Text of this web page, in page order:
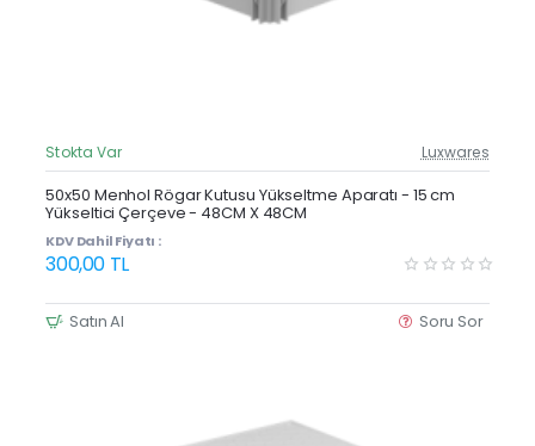
Güncel Fiyat
Yeni Ürün
Stokta Var Luxwares
50x50 Menhol Rögar Kutusu Yükseltme Aparatı - 15 cm
Yükseltici Çerçeve - 48CM X 48CM
KDV Dahil Fiyatı :
300,00 TL
Satın Al Soru Sor